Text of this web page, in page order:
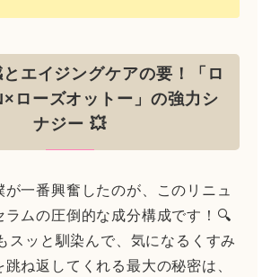
エイジングケアの要！「ロ
ローズオットー」の強力シ
ナジー 💥
一番興奮したのが、このリニュ
ラムの圧倒的な成分構成です！🔍
スッと馴染んで、気になるくすみ
ね返してくれる最大の秘密は、